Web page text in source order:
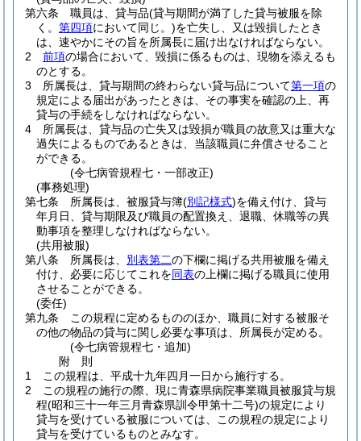
第六条
職員は、貸与品(貸与期間が満了した貸与被服を除
く。 第四項において同じ。)を亡失し、又は毀損したとき
は、速やかにその旨を所属長に届け出なければならない。
2
前項の場合において、毀損に係るものは、現物を添えるも
のとする。
3
所属長は、貸与期間の終わらない貸与品について第一項の
規定による届出があったときは、その事実を確認の上、再
貸与の手続をしなければならない。
4
所属長は、貸与品の亡失又は毀損が職員の故意又は重大な
過失によるものであるときは、当該職員に弁償させること
ができる。
(令七病管規程七・一部改正)
(事務処理)
第七条
所属長は、被服貸与簿(別記様式)を備え付け、貸与
年月日、貸与期限及び職員の配置換え、退職、休職等の異
動事項を整理しなければならない。
(共用被服)
第八条
所属長は、 別表第二の下欄に掲げる共用被服を備え
付け、必要に応じてこれを同表の上欄に掲げる職員に使用
させることができる。
(委任)
第九条
この規程に定めるもののほか、職員に対する被服そ
の他の物品の貸与に関し必要な事項は、所属長が定める。
(令七病管規程七・追加)
附 則
1
この規程は、平成十九年四月一日から施行する。
2
この規程の施行の際、現に青森県病院事業職員被服貸与規
程(昭和三十一年三月青森県訓令甲第十二号)の規定により
貸与を受けている被服については、この規程の規定により
貸与を受けているものとみなす。